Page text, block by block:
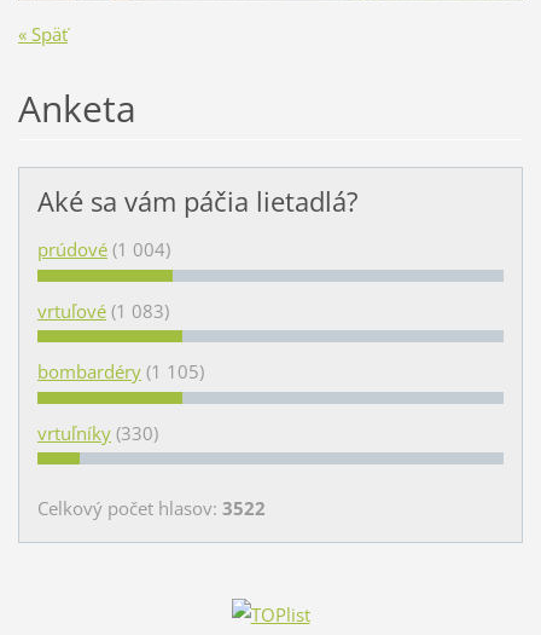
« Späť
Anketa
Aké sa vám páčia lietadlá?
prúdové (1 004)
vrtuľové (1 083)
bombardéry (1 105)
vrtuľníky (330)
Celkový počet hlasov: 3522